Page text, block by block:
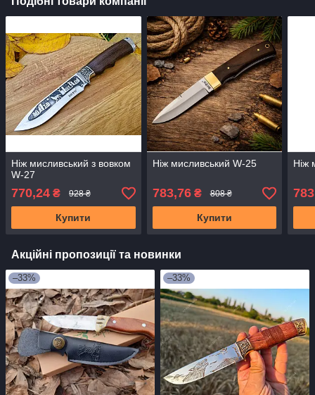
Ніж мисливський з вовком
W-27
770,24 ₴ 928 ₴
Купити
Ніж мисливський W-25
783,76₴ 808 ₴
Купити
Ніж
Акційні пропозиції та новинки
–33% –33%